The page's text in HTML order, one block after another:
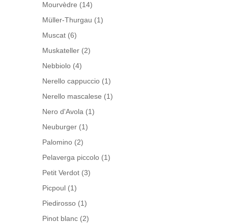
Mourvèdre (14)
Müller-Thurgau (1)
Muscat (6)
Muskateller (2)
Nebbiolo (4)
Nerello cappuccio (1)
Nerello mascalese (1)
Nero d'Avola (1)
Neuburger (1)
Palomino (2)
Pelaverga piccolo (1)
Petit Verdot (3)
Picpoul (1)
Piedirosso (1)
Pinot blanc (2)